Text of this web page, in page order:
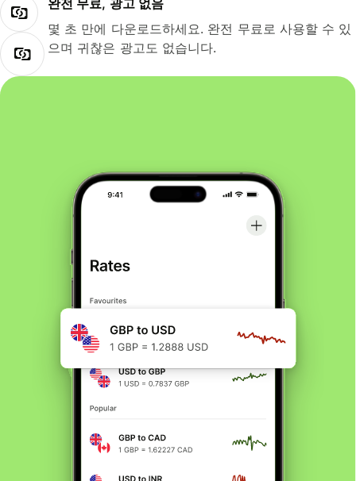
완전 무료, 광고 없음
몇 초 만에 다운로드하세요. 완전 무료로 사용할 수 있
으며 귀찮은 광고도 없습니다.